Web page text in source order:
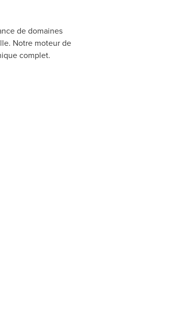
de domaines
Notre moteur de
complet.